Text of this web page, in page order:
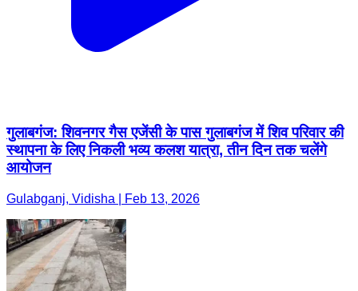
गुलाबगंज: शिवनगर गैस एजेंसी के पास गुलाबगंज में शिव परिवार की
स्थापना के लिए निकली भव्य कलश यात्रा, तीन दिन तक चलेंगे
आयोजन
Gulabganj, Vidisha | Feb 13, 2026